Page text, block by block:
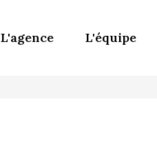
L'agence L'équipe